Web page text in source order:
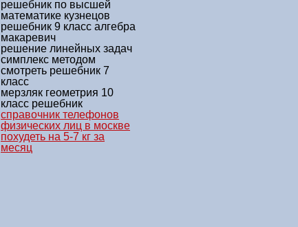
решебник по высшей
математике кузнецов
решебник 9 класс алгебра
макаревич
решение линейных задач
симплекс методом
смотреть решебник 7
класс
мерзляк геометрия 10
класс решебник
справочник телефонов
физических лиц в москве
похудеть на 5-7 кг за
месяц